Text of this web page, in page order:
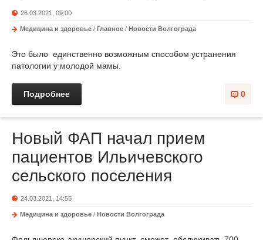
26.03.2021, 09:00
Медицина и здоровье / Главное / Новости Волгограда
Это было единственно возможным способом устранения
патологии у молодой мамы.
0
Подробнее
Новый ФАП начал прием
пациентов Ильичевского
сельского поселения
24.03.2021, 14:55
Медицина и здоровье / Новости Волгограда